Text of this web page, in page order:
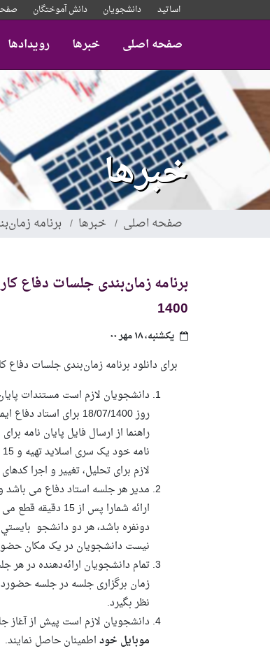
به
اساتید دانشجویان دانش آموختگان
صفحه اصلی خبرها رویدادها
خبرها
صفحه اصلی خبرها برنامه
1400
یکشنبه، ۱۸ مهر ۰۰
برای دانلود برنامه زمان‌بندی جلسات دفاع
دانشجويان لازم است مستندات
روز18/07/1400 برای استاد دفاع
راهنما از ارسال فایل پایان­ نامه
لازم برای تحلیل، تغییر و اجرا
مدیر هر جلسه استاد دفاع می ­باشد
ارائه شمارا پس
دونفره باشد، هر دو دانشجو
نیست دانشجويان در يک مکان
تمام دانشجويان ارائه‌دهنده در هر
زمان برگزاری جلسه در جلسه
نظر بگیرد.
دانشجويان لازم است پیش از آغاز
موبایل خوداطمینان حاصل نمايند.